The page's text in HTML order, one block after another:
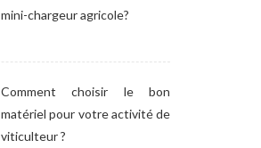
mini-chargeur agricole?
Comment choisir le bon
matériel pour votre activité de
viticulteur ?